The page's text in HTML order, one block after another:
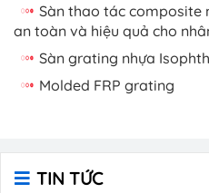
Sàn thao tác composite
an toàn và hiệu quả cho
Sàn grating nhựa
Molded FRP grating
TIN TỨC